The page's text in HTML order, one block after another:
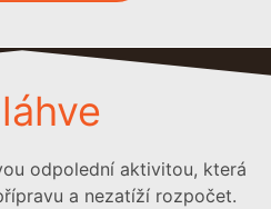
odpolední aktivitou, která
a nezatíží rozpočet.